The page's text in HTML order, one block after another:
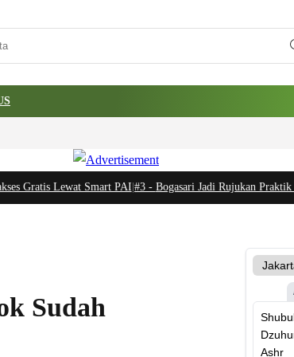
Gratis Lewat Smart PAI|#3 -Bogasari Jadi Rujukan Praktik
Sudah